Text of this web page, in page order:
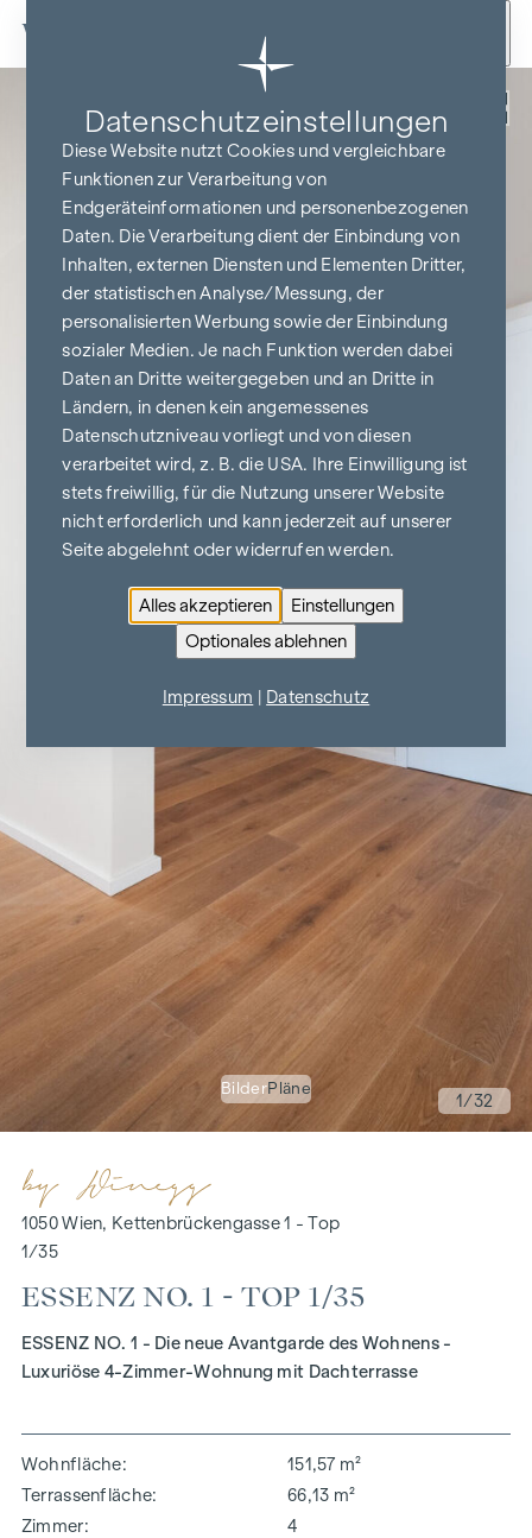
Zum Inhalt springen
BilderPläne
1/32
1050 Wien, Kettenbrückengasse 1 - Top
1/35
ESSENZ NO. 1 - TOP 1/35
ESSENZ NO. 1 - Die neue Avantgarde des Wohnens -
Luxuriöse 4-Zimmer-Wohnung mit Dachterrasse
Wohnfläche
151,57 m²
Terrassenfläche
66,13 m²
Zimmer
4
Datenschutz­einstellungen
Diese Website nutzt Cookies und vergleichbare
Funktionen zur Verarbeitung von
Endgeräteinformationen und personenbezogenen
Daten. Die Verarbeitung dient der Einbindung von
Inhalten, externen Diensten und Elementen Dritter,
der statistischen Analyse/Messung, der
personalisierten Werbung sowie der Einbindung
sozialer Medien. Je nach Funktion werden dabei
Daten an Dritte weitergegeben und an Dritte in
Ländern, in denen kein angemessenes
Datenschutzniveau vorliegt und von diesen
verarbeitet wird, z. B. die USA. Ihre Einwilligung ist
stets freiwillig, für die Nutzung unserer Website
nicht erforderlich und kann jederzeit auf unserer
Seite abgelehnt oder widerrufen werden.
Alles akzeptieren
Einstellungen
Optionales ablehnen
Impressum Datenschutz